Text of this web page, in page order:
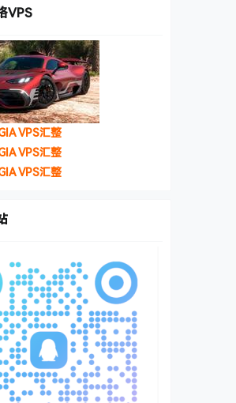
VPS
VPS汇整
VPS汇整
VPS汇整